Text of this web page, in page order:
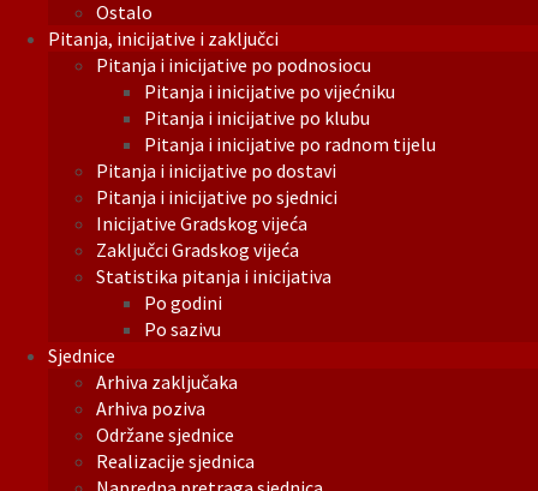
Ostalo
Pitanja, inicijative i zaključci
Pitanja i inicijative po podnosiocu
Pitanja i inicijative po vijećniku
Pitanja i inicijative po klubu
Pitanja i inicijative po radnom tijelu
Pitanja i inicijative po dostavi
Pitanja i inicijative po sjednici
Inicijative Gradskog vijeća
Zaključci Gradskog vijeća
Statistika pitanja i inicijativa
Po godini
Po sazivu
Sjednice
Arhiva zaključaka
Arhiva poziva
Održane sjednice
Realizacije sjednica